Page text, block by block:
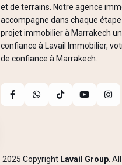
et de terrains. Notre agence
accompagne dans chaque
projet immobilier à Marrakech
confiance à Lavail Immobilier,
de confiance à Marrakech.
2025 Copyright Lavail Group .